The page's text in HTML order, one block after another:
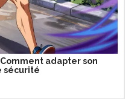
adapter son
sécurité